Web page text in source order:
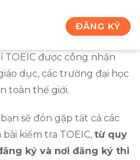
ĐĂNG KÝ
lực Anh ngữ của những đối
TOEIC được công nhận
dục, các trường đại học
toàn thế giới.
sẽ đón gặp tất cả các
kiểm tra TOEIC, từ quy
ký và nơi đăng ký thi